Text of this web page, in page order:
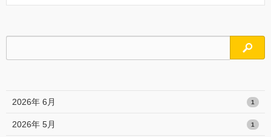
検索
2026年 6月 1
2026年 5月 1